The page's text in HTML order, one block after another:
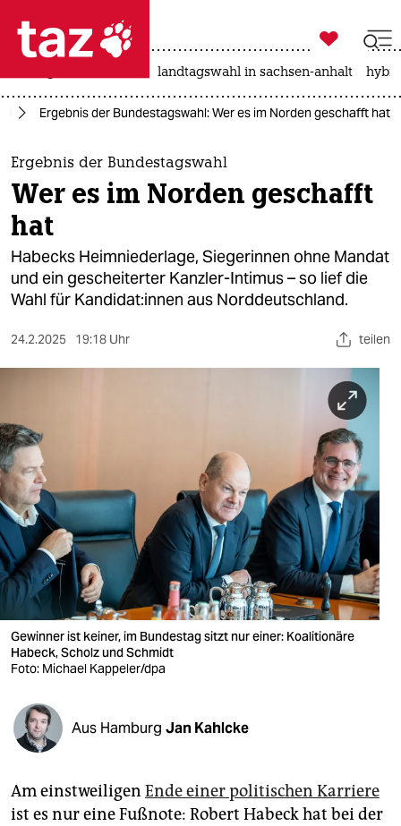
 taz zahl ich
taz zahl ich
themen
politik
öko
gesellschaft
sport
nord
wahrheit
verlag
verlag
veranstaltungen
shop
fragen & hilfe
unterstützen
abo
epaper login

taz zahl ich
landtagswahl in sachsen-anhalt
Ergebnis der Bundestagswahl: Wer es im Norden geschafft hat
Ergebnis der Bundestagswahl
Wer es im Norden geschafft
hat
Habecks Heimniederlage, Siegerinnen ohne Mandat
und ein gescheiterter Kanzler-Intimus – so lief die
Wahl für Kan­di­da­t:in­nen aus Norddeutschland.
24.2.2025 19:18 Uhr teilen
Gewinner ist keiner, im Bundestag sitzt nur einer: Koalitionäre
Habeck, Scholz und Schmidt
Foto: Michael Kappeler/dpa
Aus Hamburg Jan Kahlcke
Am einstweiligen Ende einer politischen Karriere
ist es nur eine Fußnote: Robert Habeck hat bei der